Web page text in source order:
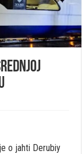
o jahti Derubiy